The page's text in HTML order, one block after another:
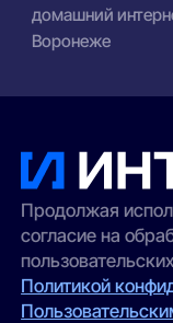
домашний
Воронеже
Продолжая
согласие на
Политикой